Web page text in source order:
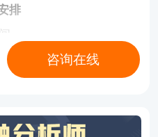
排
2月17日-2月23日
2月13日-2月16日
月14日-5月20日
咨询在线